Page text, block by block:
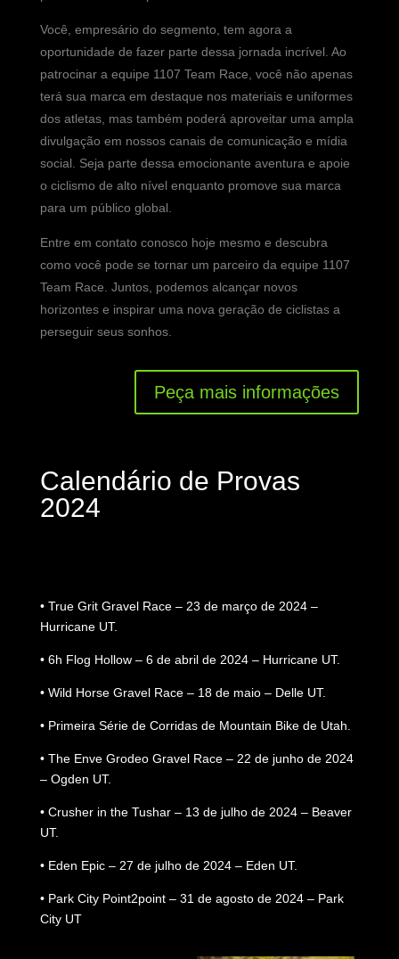
Você, empresário do segmento, tem agora a
oportunidade de fazer parte dessa jornada incrível. Ao
patrocinar a equipe 1107 Team Race, você não apenas
terá sua marca em destaque nos materiais e uniformes
dos atletas, mas também poderá aproveitar uma ampla
divulgação em nossos canais de comunicação e mídia
social. Seja parte dessa emocionante aventura e apoie
o ciclismo de alto nível enquanto promove sua marca
para um público global.
Entre em contato conosco hoje mesmo e descubra
como você pode se tornar um parceiro da equipe 1107
Team Race. Juntos, podemos alcançar novos
horizontes e inspirar uma nova geração de ciclistas a
perseguir seus sonhos.
Peça mais informações
Calendário de Provas
2024
• True Grit Gravel Race – 23 de março de 2024 –
Hurricane UT.
• 6h Flog Hollow – 6 de abril de 2024 – Hurricane UT.
• Wild Horse Gravel Race – 18 de maio – Delle UT.
• Primeira Série de Corridas de Mountain Bike de Utah.
• The Enve Grodeo Gravel Race – 22 de junho de 2024
– Ogden UT.
• Crusher in the Tushar – 13 de julho de 2024 – Beaver
UT.
• Eden Epic – 27 de julho de 2024 – Eden UT.
• Park City Point2point – 31 de agosto de 2024 – Park
City UT